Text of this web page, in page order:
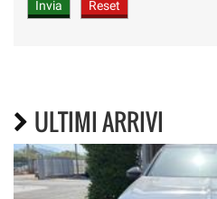
ULTIMI ARRIVI